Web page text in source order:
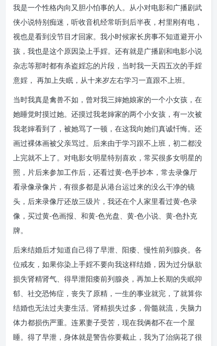
我是一个性格内向又胆小怕事的人。从小对电影和广播剧武
侠小说特别痴迷，听收音机经常听到后半夜，村里刚有电，
视也是看到没节目才回家。我小时候家长房事不知道避开小
孩，我也是这个原因染上手婬。还有就是广播剧和电影小说
杂志等那时都有杀盗婬忘的片段，当时我一天四五次的手婬
意婬， 再加上失眠，从十来岁左右学习一直跟不上班。
当时我真是禽兽不如，曾对我三婶她娘家的一个小女孩，在
她睡觉时摸过她。还摸过我老婶家的两个小女孩，有一次被
我老婶看到了，被她骂了一顿，在这我向她们真诚忏悔。还
画过裸体画被父亲骂过。后来由于学习跟不上班，初二都没
上完就不上了。对电影女明星特别喜欢，常买很多女明星的
照，片后来参加工作后，还看过黄-色手抄本，常去录像厅
看录像录像片，有很多都是从港台运过来的没么干净的镜
头，后来录像厅还放三级片，我还在个人家里看过黄-色录
像，买过黄-色画报、和黄-色光盘、黄-色小说、黄-色扑克
牌。
后来结婚后才知道自己得了早泄、阳痿、慢性前列腺炎。各
位戒友，如果你染上手婬不要向我这样结婚，因为过分纵欲
损失肾精肾气、得早泄阳痿前列腺炎，再加上长期的失眠抑
郁、社交恐怖症，丧失了原精，一生的事业就完，了就算你
结婚也无法过夫妻生活。肾精损失过多，骨髓就流，失脑力
体力都损伤严重。连累妻子受苦，现在我俩都不在一个屋
睡。得了早泄，身体就是警告你要截止，我为了治病花了很